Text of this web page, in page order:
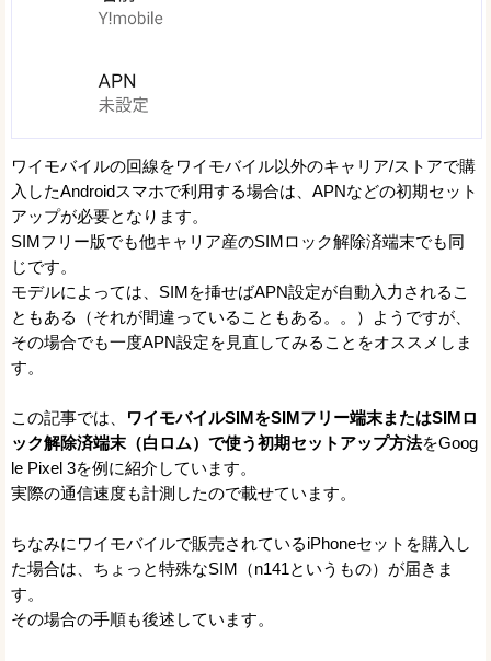
ワイモバイルの回線をワイモバイル以外のキャリア/ストアで購
入したAndroidスマホで利用する場合は、APNなどの初期セット
アップが必要となります。
SIMフリー版でも他キャリア産のSIMロック解除済端末でも同
じです。
モデルによっては、SIMを挿せばAPN設定が自動入力されるこ
ともある（それが間違っていることもある。。）ようですが、
その場合でも一度APN設定を見直してみることをオススメしま
す。
この記事では、
ワイモバイルSIMをSIMフリー端末またはSIMロ
ック解除済端末（白ロム）で使う初期セットアップ方法をGoog
le Pixel 3を例に紹介しています。
実際の通信速度も計測したので載せています。
ちなみにワイモバイルで販売されているiPhoneセットを購入し
た場合は、ちょっと特殊なSIM（n141というもの）が届きま
す。
その場合の手順も後述しています。